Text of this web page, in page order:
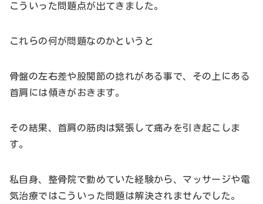
こういった問題点が出てきました。
これらの何が問題なのかというと
骨盤の左右差や股関節の捻れがある事で、その上にある
首肩には傾きがおきます。
その結果、首肩の筋肉は緊張して痛みを引き起こしま
す。
私自身、整骨院で勤めていた経験から、マッサージや電
気治療ではこういった問題は解決されませんでした。